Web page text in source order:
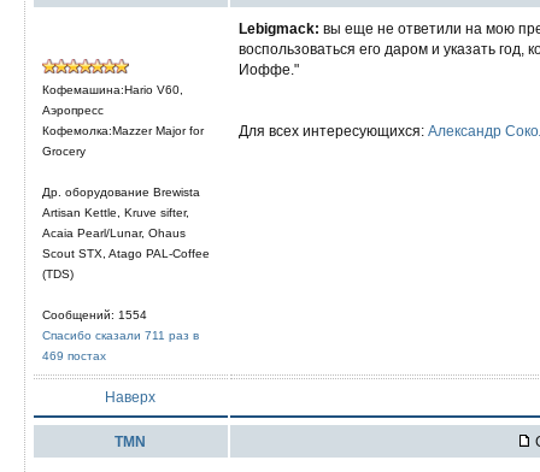
Кофемашина:Hario V60,
Аэропресс
Кофемолка:Mazzer Major for
Grocery
Др. оборудование Brewista
Artisan Kettle, Kruve sifter,
Acaia Pearl/Lunar, Ohaus
Scout STX, Atago PAL-Coffee
(TDS)
Сообщений: 1554
Спасибо сказали 711 раз в
469 постах
Lebigmack: вы еще не ответили на мою
воспользоваться его даром и указать
Иоффе."
Для всех интересующихся: Александр
Наверх
TMN